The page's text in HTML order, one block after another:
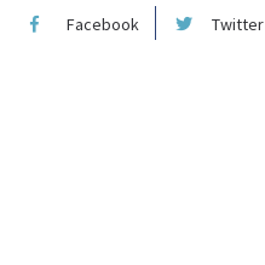
Facebook Twitter